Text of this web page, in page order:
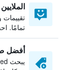
تقييمات
تمامًا.
أفضل